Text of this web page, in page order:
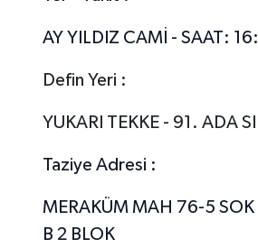
AY YILDIZ CAMİ - SAAT:
Defin Yeri :
YUKARI TEKKE - 91. ADA
Taziye Adresi :
MERAKÜM MAH 76-5 SOK
B 2 BLOK